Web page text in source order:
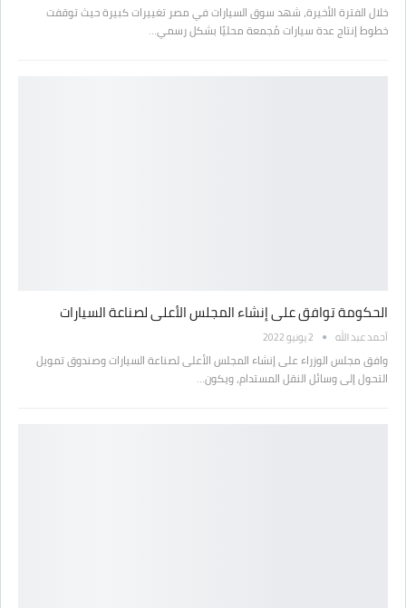
خلال الفترة الأخيرة، شهد سوق السيارات في مصر تغييرات كبيرة حيث توقفت
خطوط إنتاج عدة سيارات مُجمعة محليًا بشكل رسمي…
الحكومة توافق على إنشاء المجلس الأعلى لصناعة السيارات
أحمد عبد الله 2 يونيو 2022
وافق مجلس الوزراء على إنشاء المجلس الأعلى لصناعة السيارات وصندوق تمويل
التحول إلى وسائل النقل المستدام، ويكون…